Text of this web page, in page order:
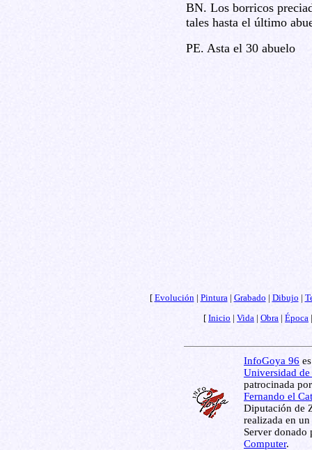
BN. Los borricos
tales hasta el último
PE. Asta el 30 abuelo
[ Evolución| Pintura| Grabado | Dibujo |
[ Inicio | Vida | Obra | Época
InfoGoya 96
Universidad de
patrocinada
Fernando el
Diputación de
realizada en
Server donado
Computer.